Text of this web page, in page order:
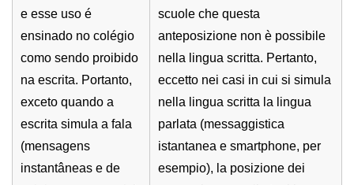
e esse uso é
ensinado no colégio
como sendo proibido
na escrita. Portanto,
exceto quando a
escrita simula a fala
(mensagens
instantâneas e de
scuole che questa
anteposizione non è possibile
nella lingua scritta. Pertanto,
eccetto nei casi in cui si simula
nella lingua scritta la lingua
parlata (messaggistica
istantanea e smartphone, per
esempio), la posizione dei